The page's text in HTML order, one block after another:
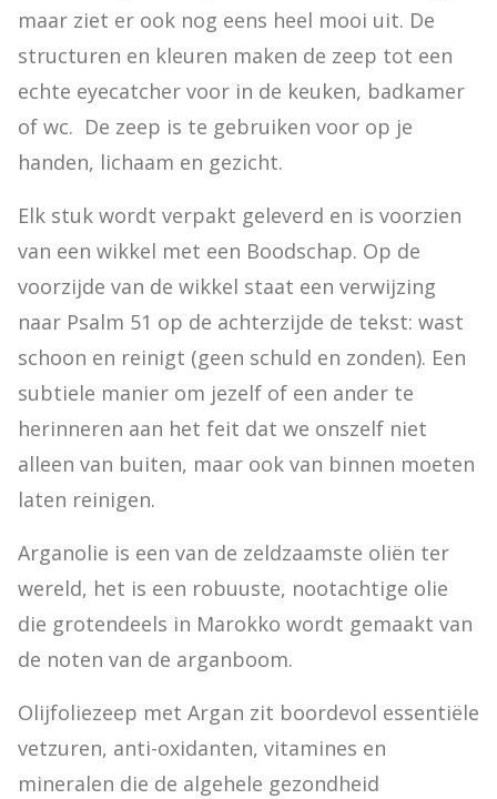
maar ziet er ook nog eens heel mooi uit. De
structuren en kleuren maken de zeep tot een
echte eyecatcher voor in de keuken, badkamer
of wc.  De zeep is te gebruiken voor op je
handen, lichaam en gezicht.
Elk stuk wordt verpakt geleverd en is voorzien
van een wikkel met een Boodschap. Op de
voorzijde van de wikkel staat een verwijzing
naar Psalm 51 op de achterzijde de tekst: wast
schoon en reinigt (geen schuld en zonden). Een
subtiele manier om jezelf of een ander te
herinneren aan het feit dat we onszelf niet
alleen van buiten, maar ook van binnen moeten
laten reinigen.
Arganolie is een van de zeldzaamste oliën ter
wereld, het is een robuuste, nootachtige olie
die grotendeels in Marokko wordt gemaakt van
de noten van de arganboom.
Olijfoliezeep met Argan zit boordevol essentiële
vetzuren, anti-oxidanten, vitamines en
mineralen die de algehele gezondheid